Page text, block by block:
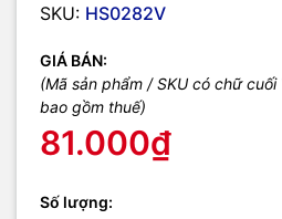
SKU: HS0282V
GIÁ BÁN:
(Mã sản phẩm / SKU có chữ
bao gồm thuế)
81.000₫
Số lượng: